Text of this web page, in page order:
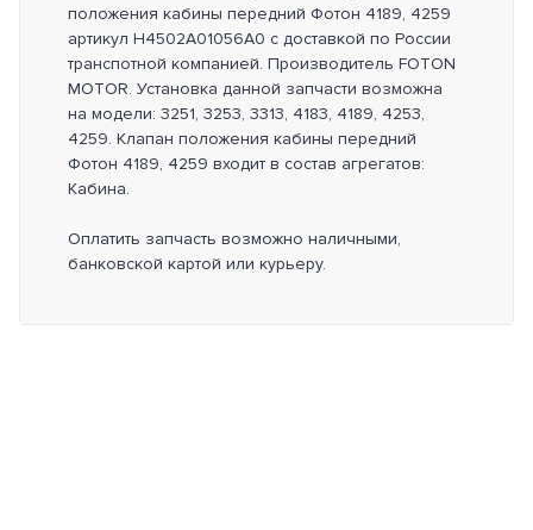
положения кабины передний Фотон 4189, 4259
артикул H4502A01056A0 с доставкой по России
транспотной компанией. Производитель FOTON
MOTOR. Установка данной запчасти возможна
на модели: 3251, 3253, 3313, 4183, 4189, 4253,
4259. Клапан положения кабины передний
Фотон 4189, 4259 входит в состав агрегатов:
Кабина.
Оплатить запчасть возможно наличными,
банковской картой или курьеру.